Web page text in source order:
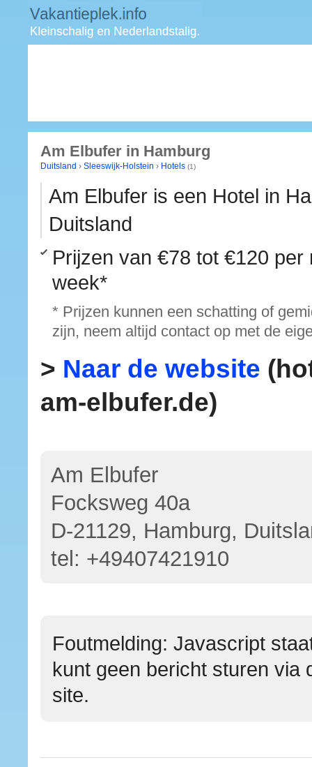
Am Elbufer in Hamburg
Duitsland › Sleeswijk-Holstein › Hotels (1)
Am Elbufer is een Hotel in
Duitsland
Prijzen van €78 tot €120 per
week*
* Prijzen kunnen een schatting of
zijn, neem altijd contact op met de
> Naar de website
am-elbufer.de)
Am Elbufer
Focksweg 40a
D-21129, Hamburg,
tel: +49407421910
Foutmelding: Javascript
kunt geen bericht sturen via
site.